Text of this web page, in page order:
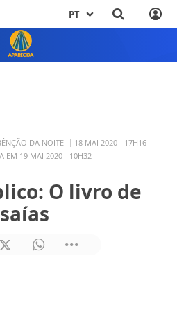
PT
DA NOITE
18 MAI 2020 - 17H16
EM 19 MAI 2020 - 10H32
O livro de